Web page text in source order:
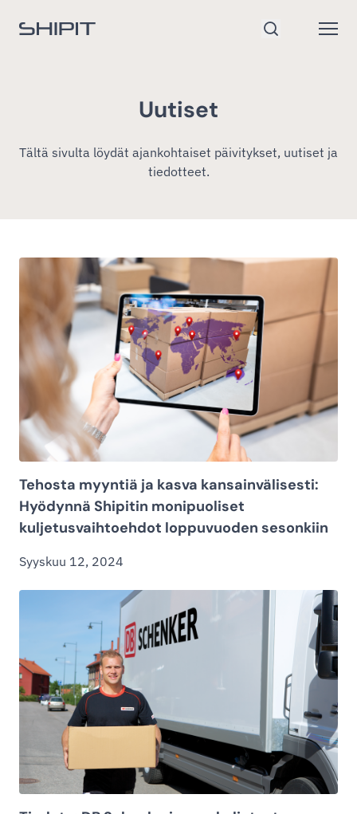
Siirry etusivulle
Uutiset
Tältä sivulta löydät ajankohtaiset päivitykset, uutiset ja
tiedotteet.
Tehosta myyntiä ja kasva kansainvälisesti:
Hyödynnä Shipitin monipuoliset
kuljetusvaihtoehdot loppuvuoden sesonkiin
Syyskuu 12, 2024